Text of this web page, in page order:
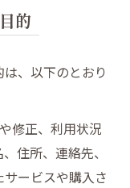
的
、以下のとおり
修正、利用状況
住所、連絡先、
ービスや購入さ